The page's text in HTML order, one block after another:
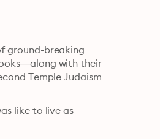
ground-breaking
with their
Temple Judaism
like to live as